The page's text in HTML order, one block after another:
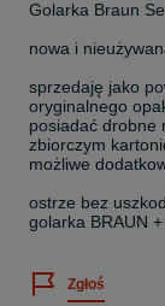
Golarka Braun
nowa i
sprzedaję jako
oryginalnego
posiadać drobne
zbiorczym
możliwe
ostrze bez
golarka BRAUN
Zgłoś